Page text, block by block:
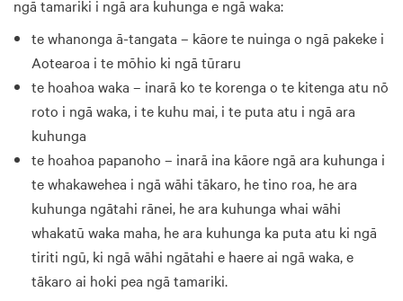
ngā tamariki i ngā ara kuhunga e ngā waka:
te whanonga ā-tangata – kāore te nuinga o ngā pakeke i
Aotearoa i te mōhio ki ngā tūraru
te hoahoa waka – inarā ko te korenga o te kitenga atu nō
roto i ngā waka, i te kuhu mai, i te puta atu i ngā ara
kuhunga
te hoahoa papanoho – inarā ina kāore ngā ara kuhunga i
te whakawehea i ngā wāhi tākaro, he tino roa, he ara
kuhunga ngātahi rānei, he ara kuhunga whai wāhi
whakatū waka maha, he ara kuhunga ka puta atu ki ngā
tiriti ngū, ki ngā wāhi ngātahi e haere ai ngā waka, e
tākaro ai hoki pea ngā tamariki.